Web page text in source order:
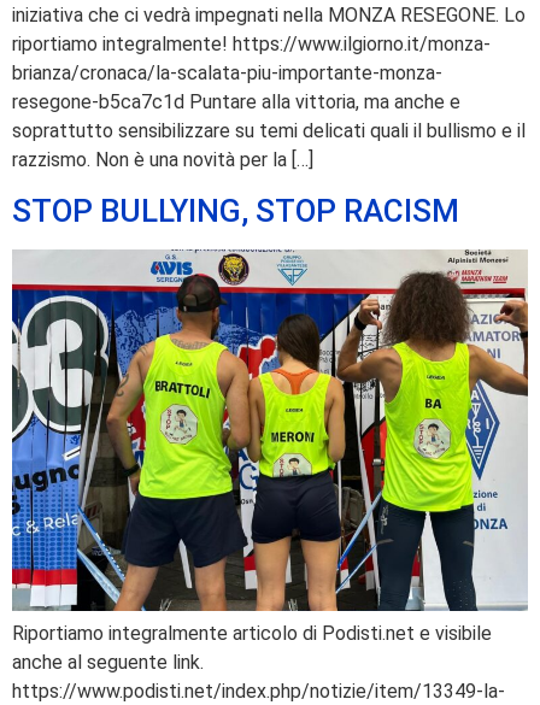
iniziativa che ci vedrà impegnati nella MONZA RESEGONE. Lo
riportiamo integralmente! https://www.ilgiorno.it/monza-
brianza/cronaca/la-scalata-piu-importante-monza-
resegone-b5ca7c1d Puntare alla vittoria, ma anche e
soprattutto sensibilizzare su temi delicati quali il bullismo e il
razzismo. Non è una novità per la […]
STOP BULLYING, STOP RACISM
Riportiamo integralmente articolo di Podisti.net e visibile
anche al seguente link.
https://www.podisti.net/index.php/notizie/item/13349-la-